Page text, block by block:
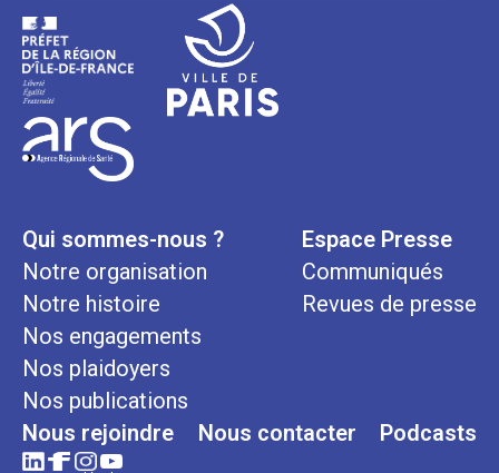
Qui sommes-nous ?
Notre organisation
Notre histoire
Nos engagements
Nos plaidoyers
Nos publications
Espace Presse
Communiqués
Revues de presse
Nous rejoindre Nous contacter Podcasts